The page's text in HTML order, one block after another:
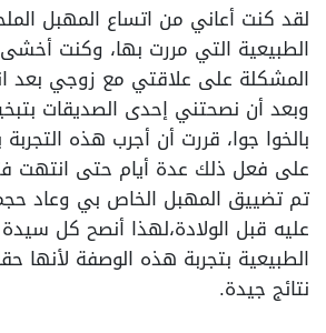
لقد كنت أعاني من اتساع المهبل
الطبيعية التي مررت بها، وكنت
المشكلة على علاقتي مع زوجي بعد
وبعد أن نصحتني إحدى الصديقات
بالخوا جوا، قررت أن أجرب هذه
على فعل ذلك عدة أيام حتى انتهت
تم تضييق المهبل الخاص بي وعاد
عليه قبل الولادة،لهذا أنصح كل
الطبيعية بتجربة هذه الوصفة لأنها
نتائج جيدة.